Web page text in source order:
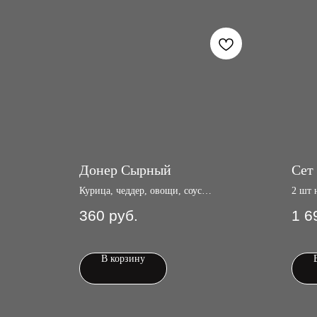
Донер Сырный
Курица, чеддер, овощи, соус
360 руб.
В корзину
2 шт
битых
1300
1